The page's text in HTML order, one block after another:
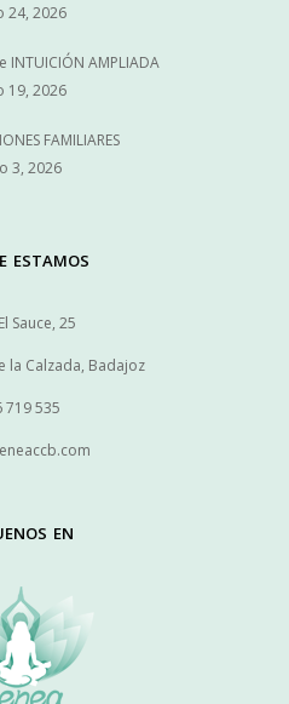
24, 2026
INTUICIÓN AMPLIADA
19, 2026
FAMILIARES
3, 2026
estamos
Sauce, 25
la Calzada, Badajoz
719 535
en